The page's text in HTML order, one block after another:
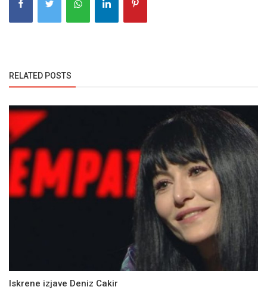
RELATED POSTS
Iskrene izjave Deniz Cakir